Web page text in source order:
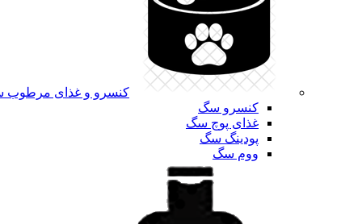
کنسرو و غذای
کنسرو سگ
غذای پوچ سگ
پودینگ سگ
ووم سگ